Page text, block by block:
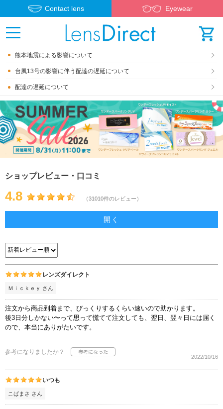
Contact lens Eyewear
熊本地震による影響について
台風13号の影響に伴う配達の遅延について
配達の遅延について
ショップレビュー・口コミ
4.8 （31010件のレビュー）
開く
レンズダイレクト
Ｍｉｃｋｅｙ さん
注文から商品到着まで、びっくりするくらい速いので助かります。
後3日分しかない〜って思って慌てて注文しても、翌日、翌々日には届く
ので、本当にありがたいです。
参考になりましたか？
2022/10/16
いつも
こばまさ さん